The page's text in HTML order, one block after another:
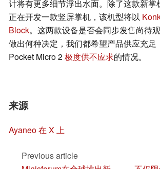
计将有更多细节浮出水面。除了这款新掌
正在开发一款竖屏掌机，该机型将以
Block。这两款设备是否会同步发售尚待
做出何种决定，我们都希望产品供应充足
Pocket Micro 2极度供不应求的情况。
来源
Ayaneo 在 X 上
Previous article